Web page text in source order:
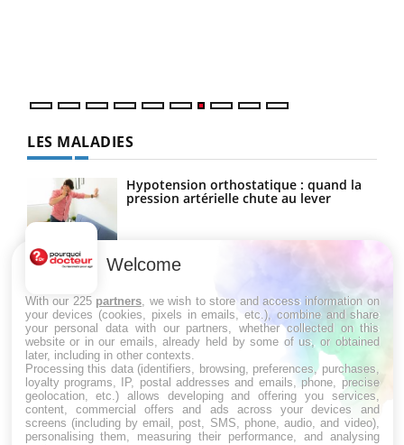
LES MALADIES
Hypotension orthostatique : quand la
pression artérielle chute au lever
Drépanocytose : une déformation des
globules rouges aux conséquences
Maladie de Charcot (Sclérose latérale
amyotrophique)
Welcome
With our 225 partners , we wish to store and access information on
your devices (cookies, pixels in emails, etc.), combine and share
your personal data with our partners, whether collected on this
website or in our emails, already held by some of us, or obtained
later, including in other contexts.
Processing this data (identifiers, browsing, preferences, purchases,
loyalty programs, IP, postal addresses and emails, phone, precise
geolocation, etc.) allows developing and offering you services,
content, commercial offers and ads across your devices and
screens (including by email, post, SMS, phone, audio, and video),
personalising them, measuring their performance, and analysing